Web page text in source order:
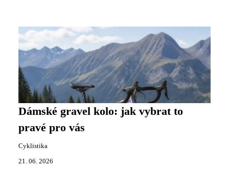
Dámské gravel kolo: jak vybrat to
pravé pro vás
Cyklistika
21. 06. 2026